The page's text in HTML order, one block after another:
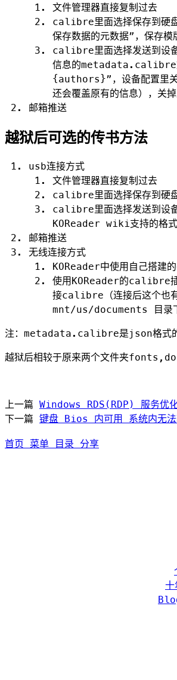
文件管理器直接复制过去
calibre里面选择保存到硬盘
保存数据的元数据”，保
calibre里面选择发送到设
信息的metadata.calibre
{authors}”，设备配置里关
还会覆盖原有的信息），关
邮箱推送
越狱后可选的传书方法
usb连接方式
文件管理器直接复制过去
calibre里面选择保存到硬
calibre里面选择发送到设
KOReader wiki支持的格式
邮箱推送
无线连接方式
KOReader中使用自己搭
使用KOReader的calibre
接calibre（连接后这个也
mnt/us/documents 目录
注： metadata.calibre是json格式
越狱后相较于原来两个文件夹fonts ,
上一篇 Windows RDS(RDP) 服务优
下一篇 键盘 Bios 内可用 系统内无法
首页 菜单 目录 分享
十